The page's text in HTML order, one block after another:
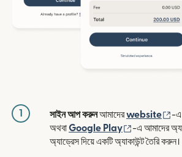
1 সাইন আপ করুনআমাদেরwebsite -এ
অথবাGoogle Play (নতুন উইন্ডোতে
-এ আমাদের
অ্যাড্রেস দিয়ে একটি অ্যাকাউন্ট তৈরি করুন।